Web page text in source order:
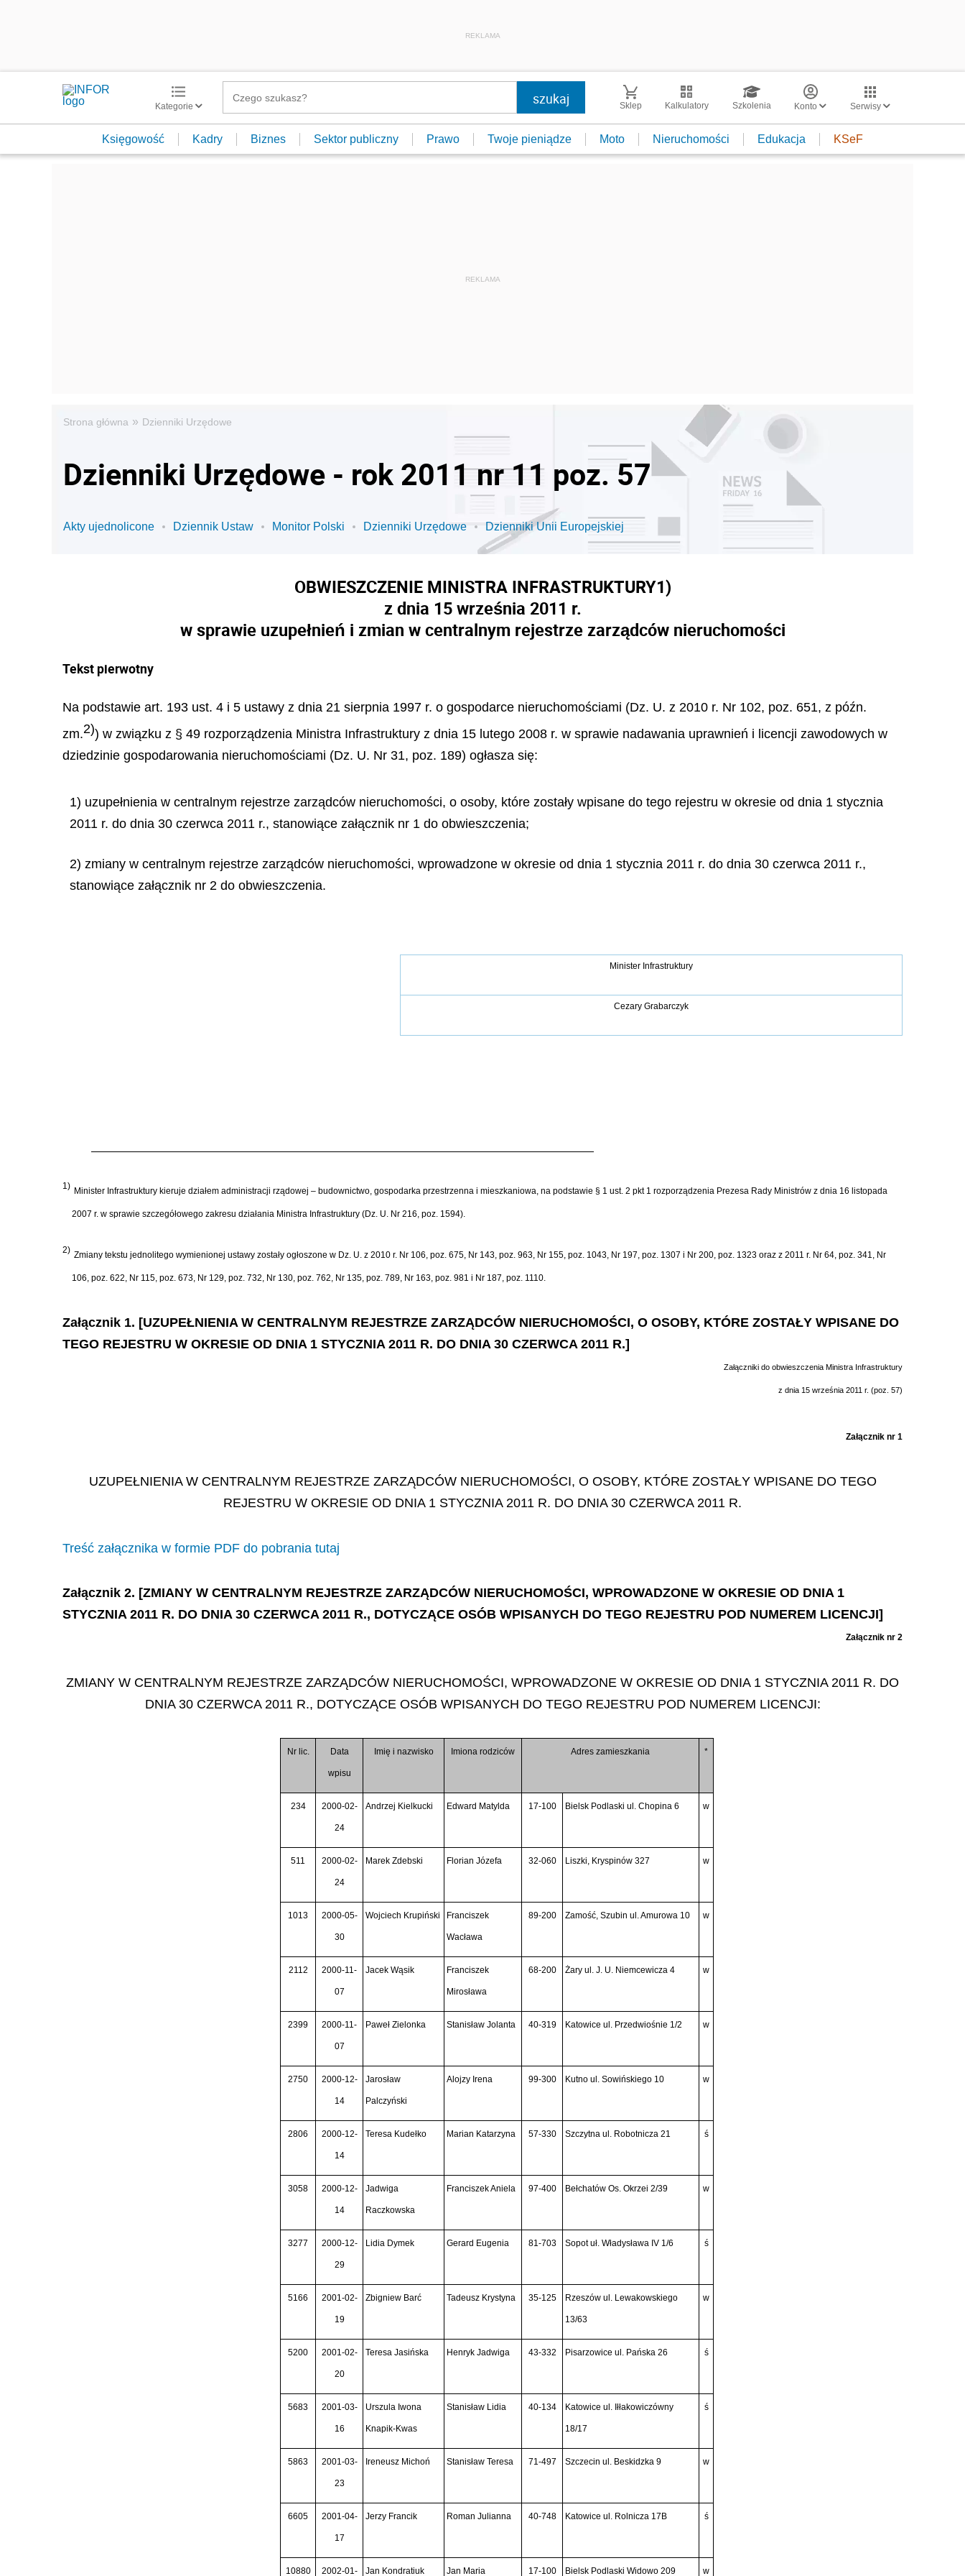
REKLAMA
Kategorie Sklep Kalkulatory Szkolenia Konto Serwisy
Księgowość Kadry Biznes Sektor publiczny Prawo Twoje pieniądze Moto Nieruchomości Edukacja KSeF
Strona główna » Dzienniki Urzędowe
Dzienniki Urzędowe - rok 2011 nr 11 poz. 57
Akty ujednolicone Dziennik Ustaw Monitor Polski Dzienniki Urzędowe Dzienniki Unii Europejskiej
OBWIESZCZENIE MINISTRA INFRASTRUKTURY1)
z dnia 15 września 2011 r.
w sprawie uzupełnień i zmian w centralnym rejestrze zarządców nieruchomości
Tekst pierwotny
Na podstawie art. 193 ust. 4 i 5 ustawy z dnia 21 sierpnia 1997 r. o gospodarce nieruchomościami (Dz. U. z 2010 r. Nr 102, poz. 651, z późn.
zm.2)) w związku z § 49 rozporządzenia Ministra Infrastruktury z dnia 15 lutego 2008 r. w sprawie nadawania uprawnień i licencji zawodowych w
dziedzinie gospodarowania nieruchomościami (Dz. U. Nr 31, poz. 189) ogłasza się:
1) uzupełnienia w centralnym rejestrze zarządców nieruchomości, o osoby, które zostały wpisane do tego rejestru w okresie od dnia 1 stycznia
2011 r. do dnia 30 czerwca 2011 r., stanowiące załącznik nr 1 do obwieszczenia;
2) zmiany w centralnym rejestrze zarządców nieruchomości, wprowadzone w okresie od dnia 1 stycznia 2011 r. do dnia 30 czerwca 2011 r.,
stanowiące załącznik nr 2 do obwieszczenia.
Minister Infrastruktury
Cezary Grabarczyk
1) Minister Infrastruktury kieruje działem administracji rządowej – budownictwo, gospodarka przestrzenna i mieszkaniowa, na podstawie § 1 ust. 2 pkt 1 rozporządzenia Prezesa Rady Ministrów z dnia 16 listopada
2007 r. w sprawie szczegółowego zakresu działania Ministra Infrastruktury (Dz. U. Nr 216, poz. 1594).
2) Zmiany tekstu jednolitego wymienionej ustawy zostały ogłoszone w Dz. U. z 2010 r. Nr 106, poz. 675, Nr 143, poz. 963, Nr 155, poz. 1043, Nr 197, poz. 1307 i Nr 200, poz. 1323 oraz z 2011 r. Nr 64, poz. 341, Nr
106, poz. 622, Nr 115, poz. 673, Nr 129, poz. 732, Nr 130, poz. 762, Nr 135, poz. 789, Nr 163, poz. 981 i Nr 187, poz. 1110.
Załącznik 1. [UZUPEŁNIENIA W CENTRALNYM REJESTRZE ZARZĄDCÓW NIERUCHOMOŚCI, O OSOBY, KTÓRE ZOSTAŁY WPISANE DO
TEGO REJESTRU W OKRESIE OD DNIA 1 STYCZNIA 2011 R. DO DNIA 30 CZERWCA 2011 R.]
Załączniki do obwieszczenia Ministra Infrastruktury
z dnia 15 września 2011 r. (poz. 57)
Załącznik nr 1
UZUPEŁNIENIA W CENTRALNYM REJESTRZE ZARZĄDCÓW NIERUCHOMOŚCI, O OSOBY, KTÓRE ZOSTAŁY WPISANE DO TEGO
REJESTRU W OKRESIE OD DNIA 1 STYCZNIA 2011 R. DO DNIA 30 CZERWCA 2011 R.
Treść załącznika w formie PDF do pobrania tutaj
Załącznik 2. [ZMIANY W CENTRALNYM REJESTRZE ZARZĄDCÓW NIERUCHOMOŚCI, WPROWADZONE W OKRESIE OD DNIA 1
STYCZNIA 2011 R. DO DNIA 30 CZERWCA 2011 R., DOTYCZĄCE OSÓB WPISANYCH DO TEGO REJESTRU POD NUMEREM LICENCJI]
Załącznik nr 2
ZMIANY W CENTRALNYM REJESTRZE ZARZĄDCÓW NIERUCHOMOŚCI, WPROWADZONE W OKRESIE OD DNIA 1 STYCZNIA 2011 R. DO
DNIA 30 CZERWCA 2011 R., DOTYCZĄCE OSÓB WPISANYCH DO TEGO REJESTRU POD NUMEREM LICENCJI:
Nr lic. Data
wpisu
Imię i nazwisko Imiona rodziców Adres zamieszkania *
234 2000-02-
24
Andrzej Kielkucki Edward Matylda 17-100 Bielsk Podlaski ul. Chopina 6 w
511 2000-02-
24
Marek Zdebski Florian Józefa 32-060 Liszki, Kryspinów 327 w
1013 2000-05-
30
Wojciech Krupiński Franciszek
Wacława
89-200 Zamość, Szubin ul. Amurowa 10 w
2112 2000-11-
07
Jacek Wąsik Franciszek
Mirosława
68-200 Żary ul. J. U. Niemcewicza 4 w
2399 2000-11-
07
Paweł Zielonka Stanisław Jolanta 40-319 Katowice ul. Przedwiośnie 1/2 w
2750 2000-12-
14
Jarosław
Palczyński
Alojzy Irena 99-300 Kutno ul. Sowińskiego 10 w
2806 2000-12-
14
Teresa Kudełko Marian Katarzyna 57-330 Szczytna ul. Robotnicza 21 ś
3058 2000-12-
14
Jadwiga
Raczkowska
Franciszek Aniela 97-400 Bełchatów Os. Okrzei 2/39 w
3277 2000-12-
29
Lidia Dymek Gerard Eugenia 81-703 Sopot uł. Władysława IV 1/6 ś
5166 2001-02-
19
Zbigniew Barć Tadeusz Krystyna 35-125 Rzeszów ul. Lewakowskiego
13/63
w
5200 2001-02-
20
Teresa Jasińska Henryk Jadwiga 43-332 Pisarzowice ul. Pańska 26 ś
5683 2001-03-
16
Urszula Iwona
Knapik-Kwas
Stanisław Lidia 40-134 Katowice ul. Iłłakowiczówny
18/17
ś
5863 2001-03-
23
Ireneusz Michoń Stanisław Teresa 71-497 Szczecin ul. Beskidzka 9 w
6605 2001-04-
17
Jerzy Francik Roman Julianna 40-748 Katowice ul. Rolnicza 17B ś
10880 2002-01- Jan Kondratiuk Jan Maria 17-100 Bielsk Podlaski Widowo 209 w